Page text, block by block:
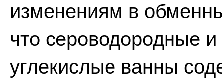
изменениям в
что сероводородные
углекислые ванны